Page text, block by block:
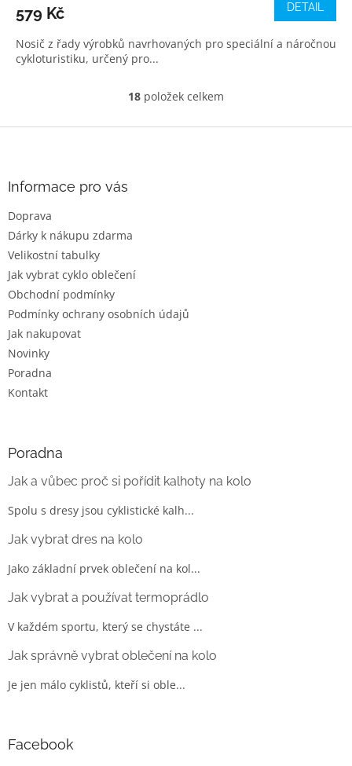
579 Kč DETAIL
Nosič z řady výrobků navrhovaných pro speciální a náročnou
cykloturistiku, určený pro...
O
l
ý
18 položek celkem
Informace pro vás
Doprava
Dárky k nákupu zdarma
Velikostní tabulky
Jak vybrat cyklo oblečení
Obchodní podmínky
Podmínky ochrany osobních údajů
Jak nakupovat
Novinky
Poradna
Kontakt
Poradna
Jak a vůbec proč si pořídit kalhoty na kolo
Spolu s dresy jsou cyklistické kalh...
Jak vybrat dres na kolo
Jako základní prvek oblečení na kol...
Jak vybrat a používat termoprádlo
V každém sportu, který se chystáte ...
Jak správně vybrat oblečení na kolo
Je jen málo cyklistů, kteří si oble...
Facebook